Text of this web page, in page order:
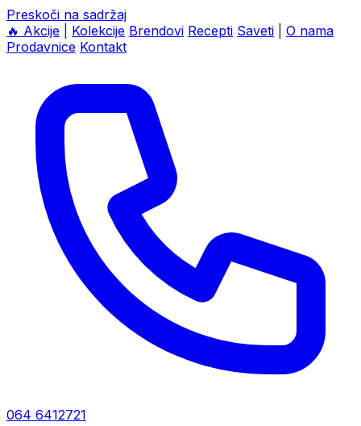
Preskoči na sadržaj
🔥 Akcije Kolekcije Brendovi Recepti Saveti
O nama
Prodavnice Kontakt
064 6412721